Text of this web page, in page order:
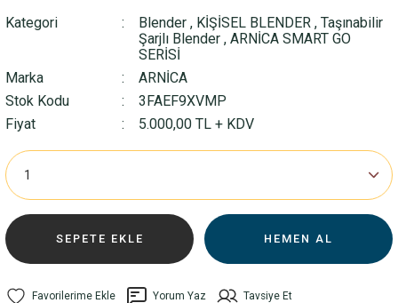
Kategori Blender , KİŞİSEL BLENDER , Taşınabilir
Şarjlı Blender , ARNİCA SMART GO
SERİSİ
Marka
ARNİCA
Stok Kodu
3FAEF9XVMP
Fiyat
5.000,00 TL + KDV
SEPETE EKLE HEMEN AL
Yorum Yaz Tavsiye Et